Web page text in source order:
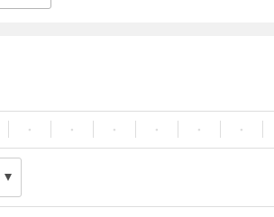
・ ・ ・ ・ ・ ・